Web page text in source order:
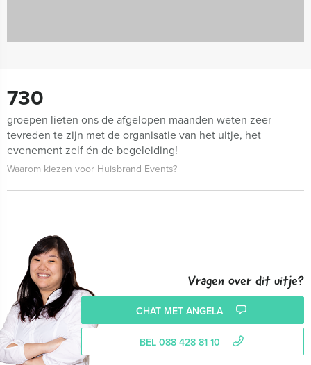
730
groepen lieten ons de afgelopen maanden weten zeer
tevreden te zijn met de organisatie van het uitje, het
evenement zelf én de begeleiding!
Waarom kiezen voor Huisbrand Events?
Vragen over dit uitje?
CHAT MET ANGELA
BEL 088 428 81 10